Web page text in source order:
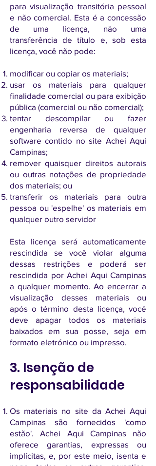
para visualização transitória pessoal
e não comercial. Esta é a concessão
de uma licença, não uma
transferência de título e, sob esta
licença, você não pode:
modificar ou copiar os materiais;
usar os materiais para qualquer
finalidade comercial ou para exibição
pública (comercial ou não comercial);
tentar descompilar ou fazer
engenharia reversa de qualquer
software contido no site Achei Aqui
Campinas;
remover quaisquer direitos autorais
ou outras notações de propriedade
dos materiais; ou
transferir os materiais para outra
pessoa ou 'espelhe' os materiais em
qualquer outro servidor
Esta licença será automaticamente
rescindida se você violar alguma
dessas restrições e poderá ser
rescindida por Achei Aqui Campinas
a qualquer momento. Ao encerrar a
visualização desses materiais ou
após o término desta licença, você
deve apagar todos os materiais
baixados em sua posse, seja em
formato eletrónico ou impresso.
3. Isenção de
responsabilidade
Os materiais no site da Achei Aqui
Campinas são fornecidos 'como
estão'. Achei Aqui Campinas não
oferece garantias, expressas ou
implícitas, e, por este meio, isenta e